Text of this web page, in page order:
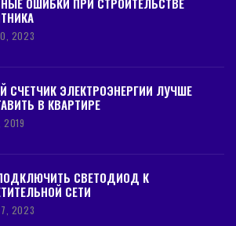
должны отступать от стен 40
Если длина правила равна
с учетом необходимости
сантиметровый запас с
сторон, направляющие нужно
на расстоянии около 100
друг от друга.
промежуток между
будет равен 385
согласно следующему расчету
385.
2023
СЧЕТЧИК ЭЛЕКТРОЭНЕРГИИ ЛУЧШЕ
В КВАРТИРЕ
2019
СВЕТОДИОД К
СЕТИ
2023